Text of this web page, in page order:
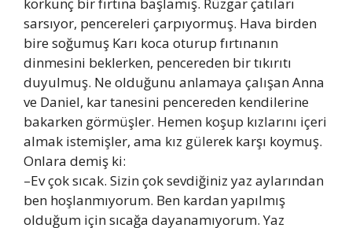
korkunç bir fırtına başlamış. Rüzgar çatıları
sarsıyor, pencereleri çarpıyormuş. Hava birden
bire soğumuş Karı koca oturup fırtınanın
dinmesini beklerken, pencereden bir tıkırıtı
duyulmuş. Ne olduğunu anlamaya çalışan Anna
ve Daniel, kar tanesini pencereden kendilerine
bakarken görmüşler. Hemen koşup kızlarını içeri
almak istemişler, ama kız gülerek karşı koymuş.
Onlara demiş ki:
–Ev çok sıcak. Sizin çok sevdiğiniz yaz aylarından
ben hoşlanmıyorum. Ben kardan yapılmış
olduğum için sıcağa dayanamıyorum. Yaz